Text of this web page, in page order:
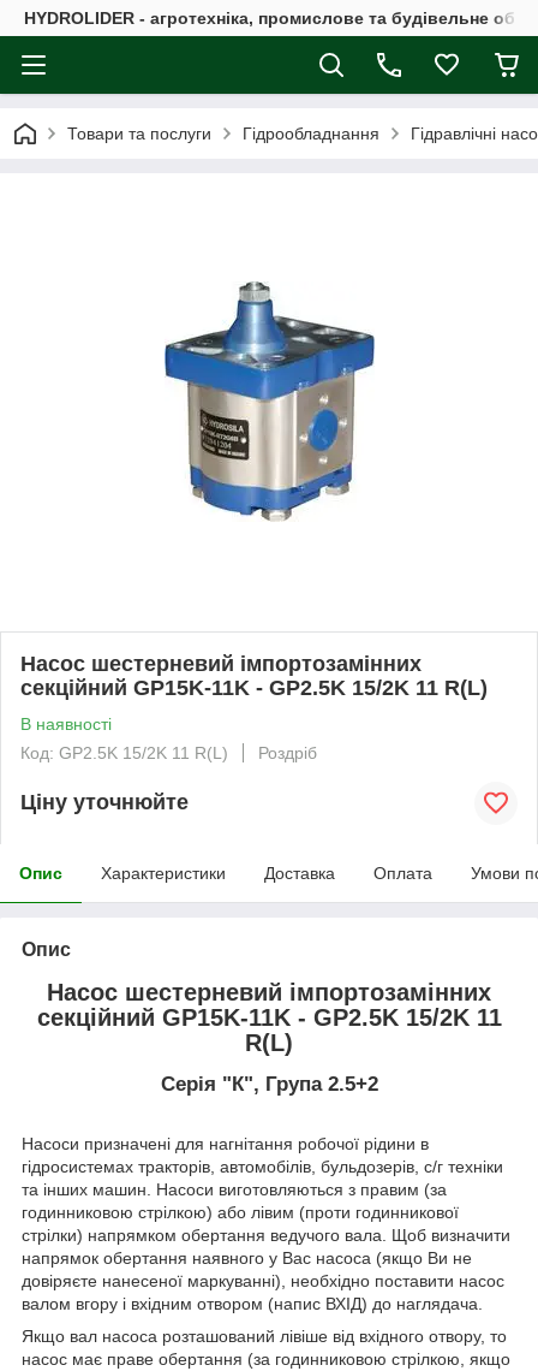
HYDROLIDER - агротехніка, промислове та будівельне
Товари та послуги Гідрообладнання Гідравлічні
Насос шестерневий імпортозамінних
секційний GP15K-11K - GP2.5K 15/2K 11 R(L)
В наявності
Код: GP2.5K 15/2K 11 R(L)
Роздріб
Ціну уточнюйте
Опис Характеристики Доставка Оплата Умови
Опис
Насос шестерневий імпортозамінних
секційний GP15K-11K - GP2.5K 15/2K 11
R(L)
Серія "К", Група 2.5+2
Насоси призначені для нагнітання робочої рідини в
гідросистемах тракторів, автомобілів, бульдозерів, с/г техніки
та інших машин. Насоси виготовляються з правим (за
годинниковою стрілкою) або лівим (проти годинникової
стрілки) напрямком обертання ведучого вала. Щоб визначити
напрямок обертання наявного у Вас насоса (якщо Ви не
довіряєте нанесеної маркуванні), необхідно поставити насос
валом вгору і вхідним отвором (напис ВХІД) до наглядача.
Якщо вал насоса розташований лівіше від вхідного отвору, то
насос має праве обертання (за годинниковою стрілкою, якщо